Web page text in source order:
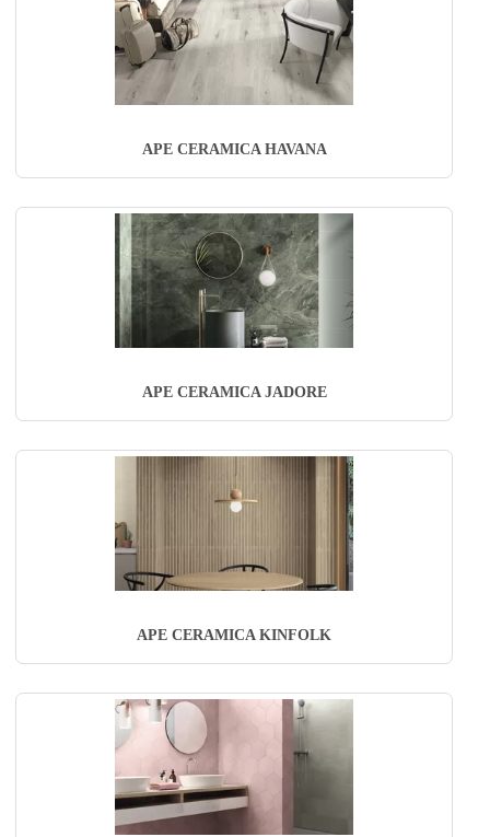
APE CERAMICA HAVANA
APE CERAMICA JADORE
APE CERAMICA KINFOLK